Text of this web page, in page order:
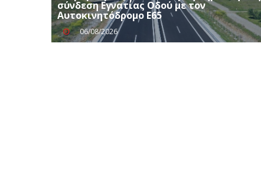
σύνδεση Εγνατίας Οδού με τον
Αυτοκινητόδρομο Ε65
06/08/2026